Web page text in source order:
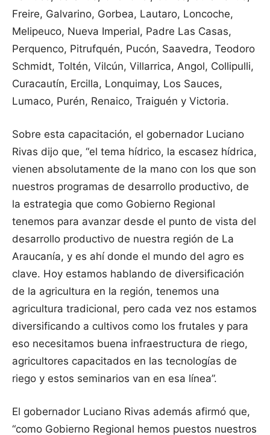
Freire, Galvarino, Gorbea, Lautaro, Loncoche,
Melipeuco, Nueva Imperial, Padre Las Casas,
Perquenco, Pitrufquén, Pucón, Saavedra, Teodoro
Schmidt, Toltén, Vilcún, Villarrica, Angol, Collipulli,
Curacautín, Ercilla, Lonquimay, Los Sauces,
Lumaco, Purén, Renaico, Traiguén y Victoria.
Sobre esta capacitación, el gobernador Luciano
Rivas dijo que, “el tema hídrico, la escasez hídrica,
vienen absolutamente de la mano con los que son
nuestros programas de desarrollo productivo, de
la estrategia que como Gobierno Regional
tenemos para avanzar desde el punto de vista del
desarrollo productivo de nuestra región de La
Araucanía, y es ahí donde el mundo del agro es
clave. Hoy estamos hablando de diversificación
de la agricultura en la región, tenemos una
agricultura tradicional, pero cada vez nos estamos
diversificando a cultivos como los frutales y para
eso necesitamos buena infraestructura de riego,
agricultores capacitados en las tecnologías de
riego y estos seminarios van en esa línea”.
El gobernador Luciano Rivas además afirmó que,
“como Gobierno Regional hemos puestos nuestros